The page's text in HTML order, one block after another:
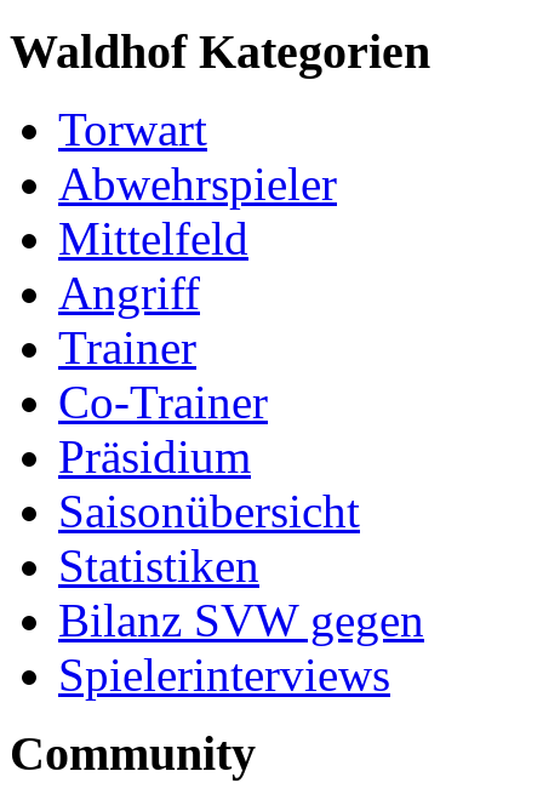
Waldhof Kategorien
Torwart
Abwehrspieler
Mittelfeld
Angriff
Trainer
Co-Trainer
Präsidium
Saisonübersicht
Statistiken
Bilanz SVW gegen
Spielerinterviews
Community